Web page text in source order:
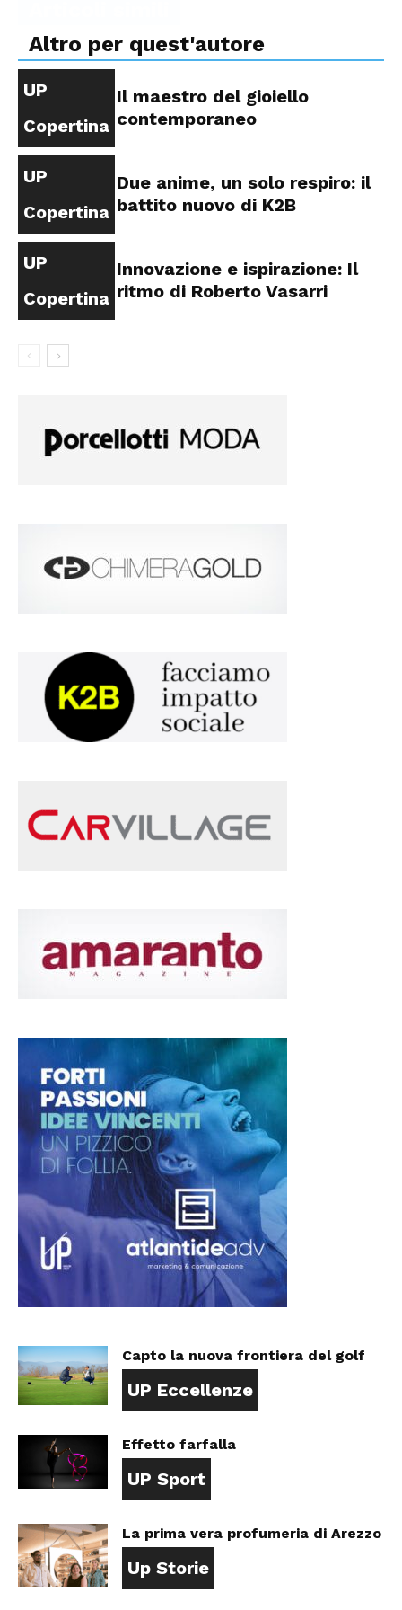
Altro per quest'autore
UP
Copertina
Il maestro del gioiello
contemporaneo
UP
Copertina
Due anime, un solo respiro: il
battito nuovo di K2B
UP
Copertina
Innovazione e ispirazione: Il
ritmo di Roberto Vasarri
Capto la nuova frontiera del golf
UP Eccellenze
Effetto farfalla
UP Sport
La prima vera profumeria di Arezzo
Up Storie